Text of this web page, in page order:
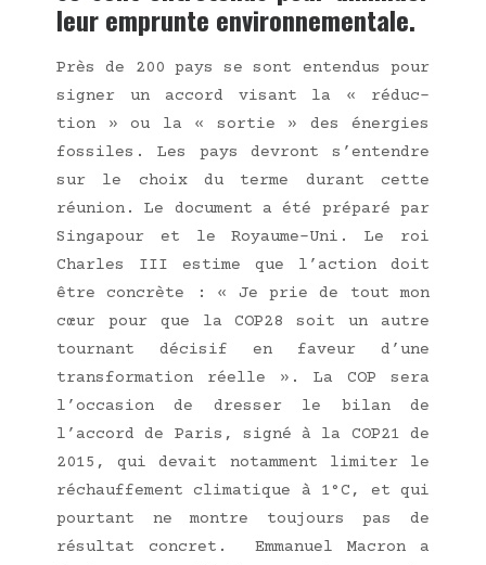
leur emprunte environnementale.
Près de 200 pays se sont enten­dus pour
signer un accord visant la « réduc­
tion » ou la « sor­tie » des éner­gies
fos­siles. Les pays devront s’entendre
sur le choix du terme durant cette
réunion. Le docu­ment a été pré­pa­ré par
Sin­ga­pour et le Royaume-Uni. Le roi
Charles III estime que l’action doit
être concrète : « Je prie de tout mon
cœur pour que la COP28 soit un autre
tour­nant déci­sif en faveur d’une
trans­for­ma­tion réelle ». La COP sera
l’occasion de dres­ser le bilan de
l’accord de Paris, signé à la COP21 de
2015, qui devait notam­ment limi­ter le
réchauf­fe­ment cli­ma­tique à 1°C, et qui
pour­tant ne montre tou­jours pas de
résul­tat concret. Emma­nuel Macron a